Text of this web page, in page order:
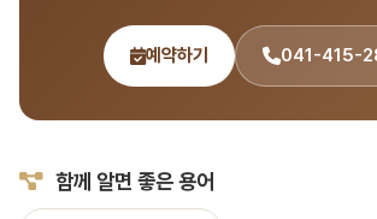
예약하기 041-415-
함께 알면 좋은 용어